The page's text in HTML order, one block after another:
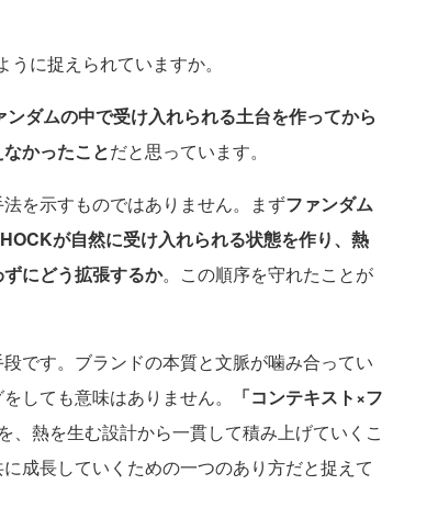
に捉えられていますか。
ンダムの中で受け入れられる土台を作ってから
かったことだと思っています。
を示すものではありません。まずファンダム
が自然に受け入れられる状態を作り、熱
にどう拡張するか。この順序を守れたことが
です。ブランドの本質と文脈が噛み合ってい
しても意味はありません。
「コンテキスト×フ
、熱を生む設計から一貫して積み上げていくこ
成長していくための一つのあり方だと捉えて